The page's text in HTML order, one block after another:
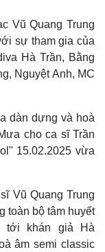
- Quốc phòng
Vũ Quang Trung
sự tham gia của
Hà Trần, Bằng
Nguyệt Anh, MC
dàn dựng và hoà
cho ca sĩ Trần
15.02.2025 vừa
Vũ Quang Trung
toàn bộ tâm huyết
tới khán giả Hà
âm semi classic